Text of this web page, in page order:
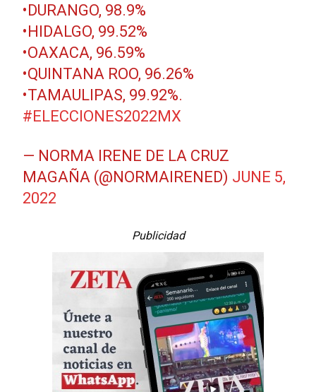
•DURANGO, 98.9%
•HIDALGO, 99.52%
•OAXACA, 96.59%
•QUINTANA ROO, 96.26%
•TAMAULIPAS, 99.92%.
#ELECCIONES2022MX
— NORMA IRENE DE LA CRUZ
MAGAÑA (@NORMAIRENED) JUNE 5,
2022
Publicidad